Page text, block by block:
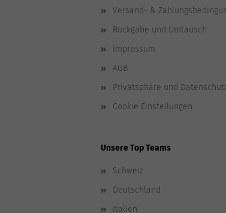
Versand- &
Rückgabe und Umtausch
Impressum
AGB
Privatsphäre und
Cookie Einstellungen
Unsere Top Teams
Schweiz
Deutschland
Italien